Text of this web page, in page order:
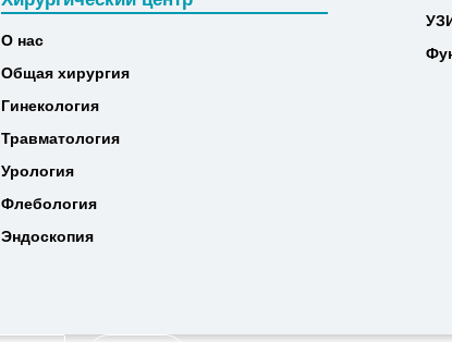
Урология
Флебология
Гинекология
Общая хирургия
Эндоскопия
О нас
Травматология
Хирургический центр